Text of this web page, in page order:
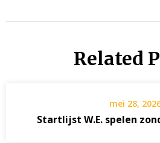
Related
mei 28,
Startlijst W.E. spelen